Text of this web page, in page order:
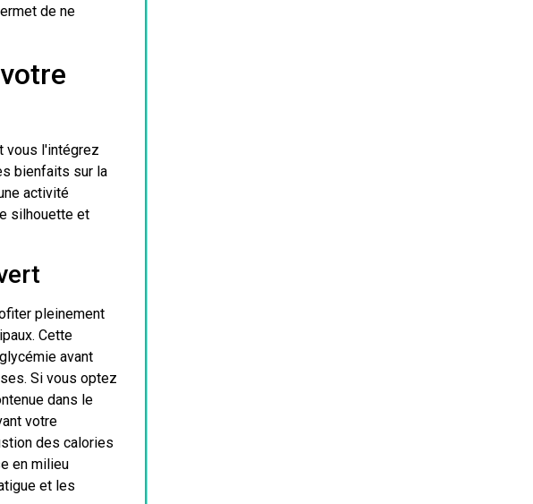
de ne
vous l'intégrez
bienfaits sur la
activité
silhouette et
pleinement
Cette
avant
Si vous optez
dans le
votre
des calories
en milieu
et les